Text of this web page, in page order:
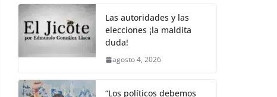
Las autoridades y las
elecciones ¡la maldita
duda!
agosto 4, 2026
“Los políticos debemos